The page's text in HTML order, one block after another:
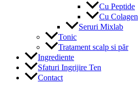
Cu Peptide
Cu Colagen
Seruri Mixlab
Tonic
Tratament scalp si păr
Ingrediente
Sfaturi Ingrijire Ten
Contact